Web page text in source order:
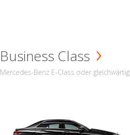
Business Class
Mercedes-Benz E-Class oder gleichwärtig